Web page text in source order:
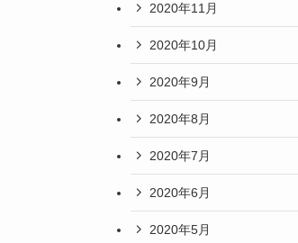
2020年11月
2020年10月
2020年9月
2020年8月
2020年7月
2020年6月
2020年5月